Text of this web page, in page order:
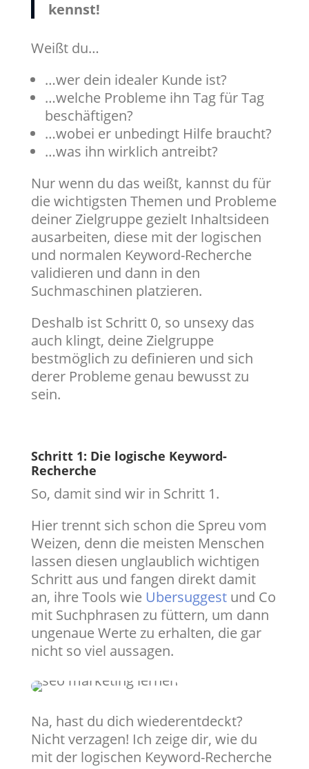
kennst!
Weißt du…
…wer dein idealer Kunde ist?
…welche Probleme ihn Tag für Tag
beschäftigen?
…wobei er unbedingt Hilfe braucht?
…was ihn wirklich antreibt?
Nur wenn du das weißt, kannst du für
die wichtigsten Themen und Probleme
deiner Zielgruppe gezielt Inhaltsideen
ausarbeiten, diese mit der logischen
und normalen Keyword-Recherche
validieren und dann in den
Suchmaschinen platzieren.
Deshalb ist Schritt 0, so unsexy das
auch klingt, deine Zielgruppe
bestmöglich zu definieren und sich
derer Probleme genau bewusst zu
sein.
Schritt 1: Die logische Keyword-
Recherche
So, damit sind wir in Schritt 1.
Hier trennt sich schon die Spreu vom
Weizen, denn die meisten Menschen
lassen diesen unglaublich wichtigen
Schritt aus und fangen direkt damit
an, ihre Tools wie Ubersuggestund Co
mit Suchphrasen zu füttern, um dann
ungenaue Werte zu erhalten, die gar
nicht so viel aussagen.
Na, hast du dich wiederentdeckt?
Nicht verzagen! Ich zeige dir, wie du
mit der logischen Keyword-Recherche